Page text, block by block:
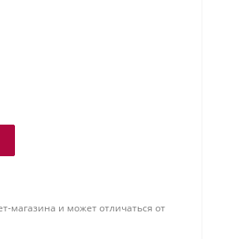
магазина и может отличаться от